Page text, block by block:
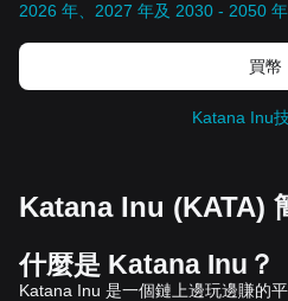
2026 年、2027 年及 2030 - 2050
買幣
Katana Inu
Katana Inu (KATA)
什麼是 Katana Inu ？
Katana Inu 是一個鏈上邊玩邊賺的